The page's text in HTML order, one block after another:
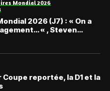
Mondial 2026
2026 (J7) : « On a
« , Steven
Coupe reportée, la D1 et la